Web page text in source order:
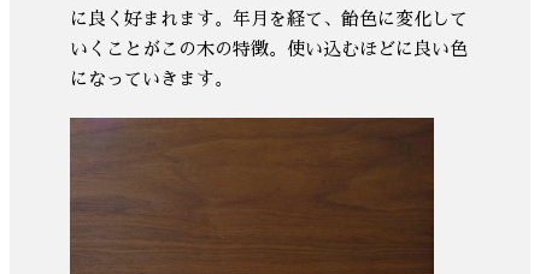
に良く好まれます。年月を経て、飴色に変化して
いくことがこの木の特徴。使い込むほどに良い色
になっていきます。